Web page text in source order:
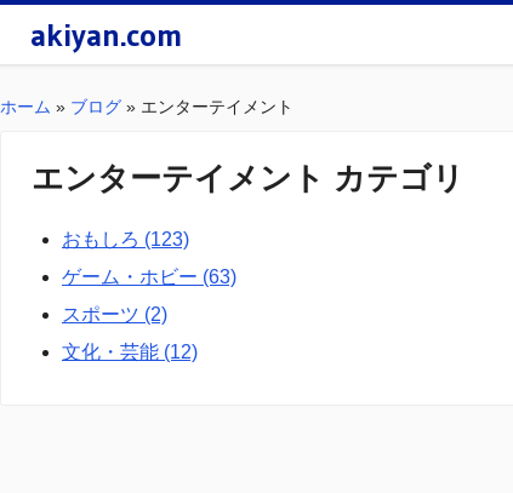
akiyan.com
ホーム » ブログ » エンターテイメント
エンターテイメント カテゴリ
おもしろ (123)
ゲーム・ホビー (63)
スポーツ (2)
文化・芸能 (12)